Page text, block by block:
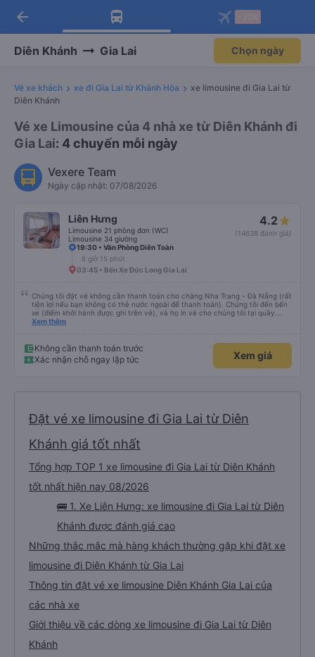
Tải app Vexere ngay!
Nhận ưu đãi thành viên độc
Mở app
Tải app Vexere
-30k/ghế khi đặt vé máy bay qua
Mở app
arrow_back
Diên Khánh Gia Lai Chọn ngày
Vé xe khách xe đi Gia Lai từ Khánh Hòa
xe limousine đi Gia Lai từ
Diên Khánh
Vé xe Limousine của 4 nhà xe từ Diên Khánh đi
Gia Lai: 4 chuyến mỗi ngày
Vexere Team
Ngày cập nhật: 07/08/2026
Liên Hưng
Limousine 21 phòng đơn (WC)
Limousine 34 giường
4.2
(14638 đánh giá)
19:30 • Văn Phòng Diên Toàn
8 giờ 15 phút
03:45 • Bến Xe Đức Long Gia Lai
Chúng tôi đặt vé không cần thanh toán cho chặng Nha Trang - Đà Nẵng (rất
tiện lợi nếu bạn không có thẻ nước ngoài để thanh toán). Chúng tôi đến bến
xe (điểm khởi hành được ghi trên vé), và họ in vé cho chúng tôi tại quầy.
Chúng tôi cũng quyết định mua vé chiều về trực tiếp tại quầy, vì giá vé trên
ấm hoặc áo khoác mỏng, vì thỉnh thoảng trời khá lạnh, và chăn mền thì hơi
cũ, nhưng vẫn có sẵn. Cổng USB để sạc điện thoại hoạt động tốt, và có giấy
vệ sinh. Mọi thứ khá sạch sẽ. Chúng tôi trở về từ Đà Nẵng (bến xe Đà Nẵng,
chọn công ty này và đặt chỗ ngồi VIP.
Xem thêm
Không cần thanh toán trước
Xác nhận chỗ ngay lập tức
Xem giá
Đặt vé xe limousine đi Gia Lai từ Diên
Khánh giá tốt nhất
Tổng hợp TOP 1 xe limousine đi Gia Lai từ Diên Khánh
tốt nhất hiện nay 08/2026
🚌 1. Xe Liên Hưng: xe limousine đi Gia Lai từ Diên
Khánh được đánh giá cao
Những thắc mắc mà hàng khách thường gặp khi đặt xe
limousine đi Diên Khánh từ Gia Lai
Thông tin đặt vé xe limousine Diên Khánh Gia Lai của
các nhà xe
Giới thiệu về các dòng xe limousine đi Gia Lai từ Diên
Khánh